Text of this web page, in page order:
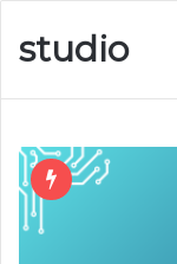
studio